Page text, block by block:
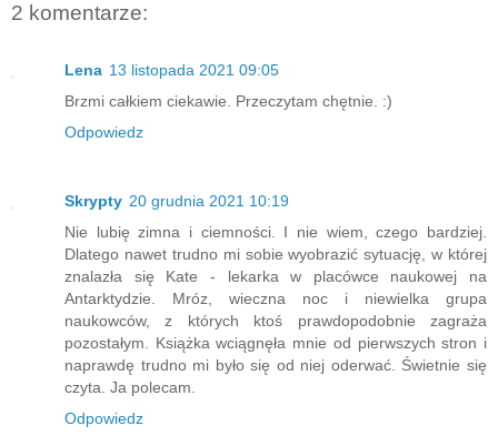
2 komentarze:
Lena 13 listopada 2021 09:05
Brzmi całkiem ciekawie. Przeczytam chętnie. :)
Odpowiedz
Skrypty 20 grudnia 2021 10:19
Nie lubię zimna i ciemności. I nie wiem, czego bardziej.
Dlatego nawet trudno mi sobie wyobrazić sytuację, w której
znalazła się Kate - lekarka w placówce naukowej na
Antarktydzie. Mróz, wieczna noc i niewielka grupa
naukowców, z których ktoś prawdopodobnie zagraża
pozostałym. Książka wciągnęła mnie od pierwszych stron i
naprawdę trudno mi było się od niej oderwać. Świetnie się
czyta. Ja polecam.
Odpowiedz